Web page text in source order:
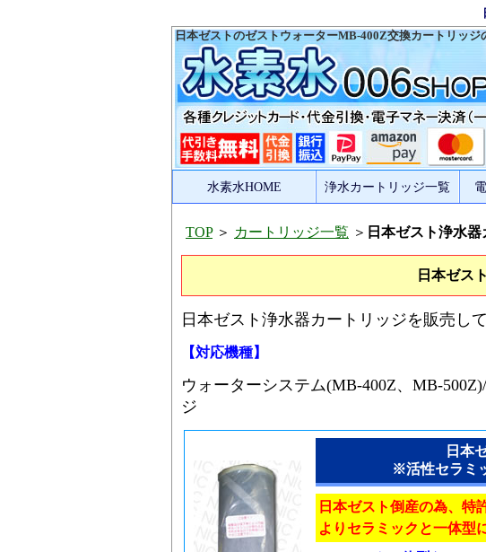
日本ゼストのゼストウォーターMB-400Z交換カートリッ
水素水HOME 浄水カートリッジ一覧
TOP＞ カートリッジ一覧 ＞ 日本ゼスト浄水
日本ゼス
日本ゼスト浄水器カートリッジを販売し
【対応機種】
ウォーターシステム(MB-400Z、MB-
ジ
日本
※活性セラミ
日本ゼスト倒産の為、特
よりセラミックと一体型